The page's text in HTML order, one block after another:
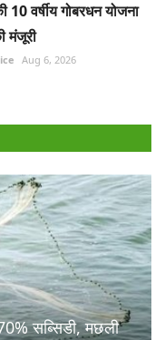
वर्षीय गोबरधन योजना
मंजूरी
Aug 6, 2026
सब्सिडी, मछली